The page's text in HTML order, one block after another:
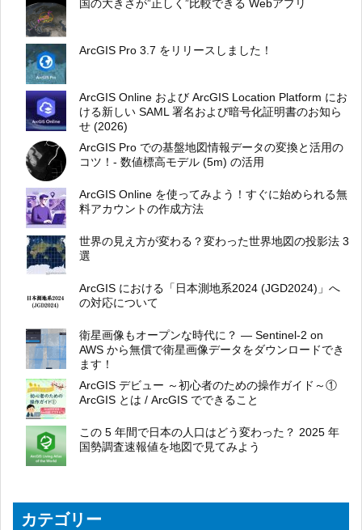
国の大きさが”正しく”比較できる Webアプリ
ArcGIS Pro 3.7 をリリースしました！
ArcGIS Online および ArcGIS Location Platform にお
ける新しい SAML 署名および暗号化証明書のお知ら
せ (2026)
ArcGIS Pro での基盤地図情報データの変換と活用の
コツ！- 数値標高モデル (5m) の活用
ArcGIS Online を使ってみよう！すぐに始められる無
料アカウントの作成方法
世界の見え方が変わる？変わった世界地図の投影法 3
選
ArcGIS における「日本測地系2024 (JGD2024)」へ
の対応について
衛星画像もオープンな時代に？ ― Sentinel-2 on
AWS から無償で衛星画像データをダウンロードでき
ます！
ArcGIS デビュー ～初心者のための操作ガイド～①
ArcGIS とは / ArcGIS でできること
この 5 年間で日本の人口はどう変わった？ 2025 年
国勢調査速報値を地図で見てみよう
カテゴリー